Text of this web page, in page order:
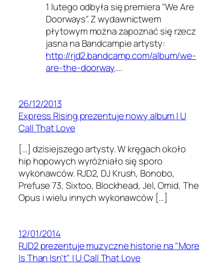
1 lutego odbyła się premiera "We Are
Doorways". Z wydawnictwem
płytowym można zapoznać się rzecz
jasna na Bandcampie artysty:
http://rjd2.bandcamp.com/album/we-
are-the-doorway….
26/12/2013
Express Rising prezentuje nowy album | U
Call That Love
[…] dzisiejszego artysty. W kręgach około
hip hopowych wyróżniało się sporo
wykonawców. RJD2, DJ Krush, Bonobo,
Prefuse 73, Sixtoo, Blockhead, Jel, Omid, The
Opus i wielu innych wykonawców […]
12/01/2014
RJD2 prezentuje muzyczne historie na "More
Is Than Isn't" | U Call That Love